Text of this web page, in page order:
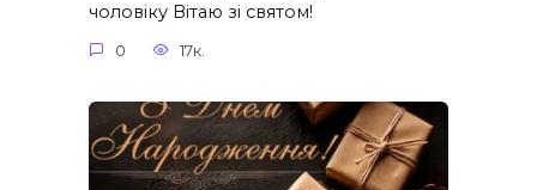
чоловіку Вітаю зі святом!
0 17к.